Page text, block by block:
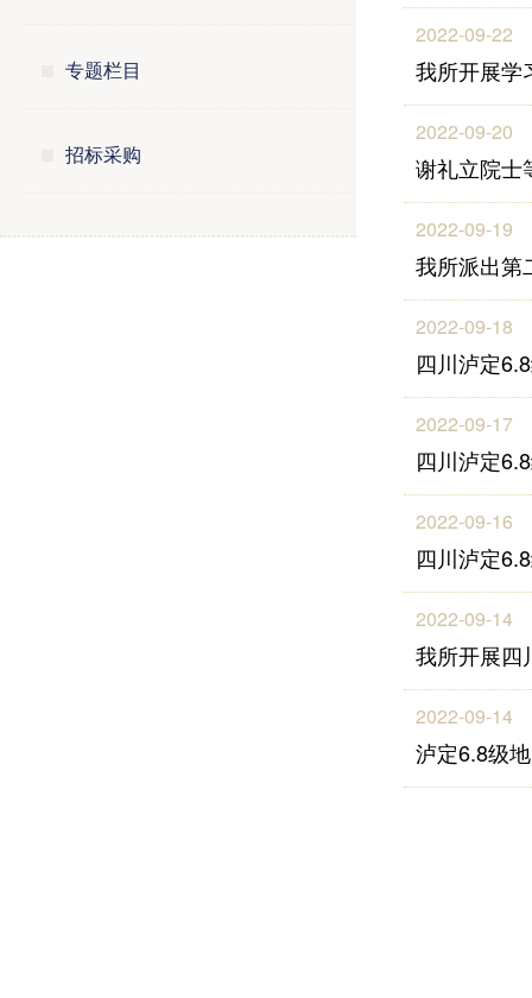
专题栏目
招标采购
2022-09-22
我所开展学
2022-09-20
谢礼立院士
2022-09-19
我所派出第
2022-09-18
四川泸定
2022-09-17
四川泸定
2022-09-16
四川泸定
2022-09-14
我所开展四
2022-09-14
泸定6.8级